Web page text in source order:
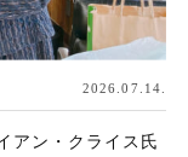
2026.07.14.
アン・クライス氏